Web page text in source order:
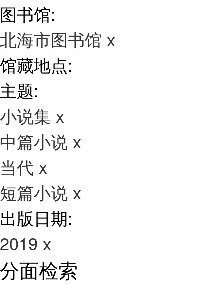
图书馆:
北海市图书馆 x
馆藏地点:
主题:
小说集 x
中篇小说 x
当代 x
短篇小说 x
出版日期:
2019 x
分面检索